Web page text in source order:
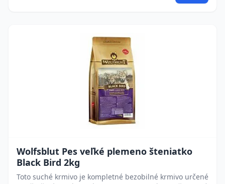
Wolfsblut Pes veľké plemeno šteniatko
Black Bird 2kg
Toto suché krmivo je kompletné bezobilné krmivo určené